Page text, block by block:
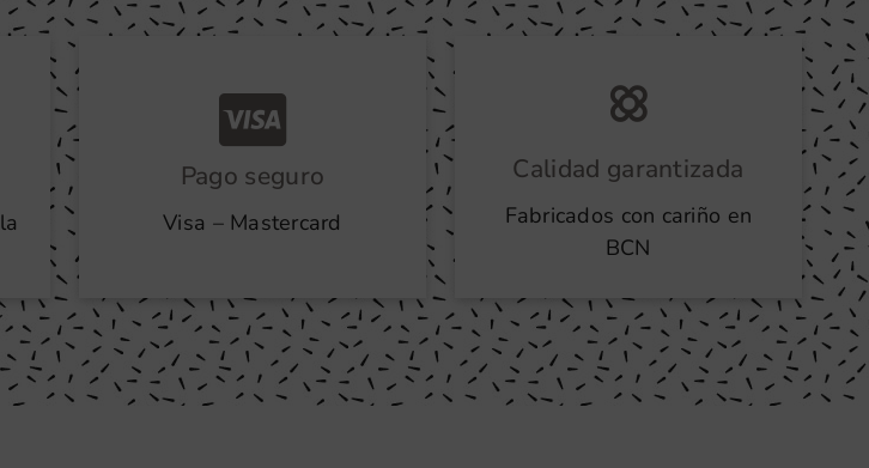
Pago seguro
Visa – Mastercard
Calidad garantizada
Fabricados con cariño en
BCN